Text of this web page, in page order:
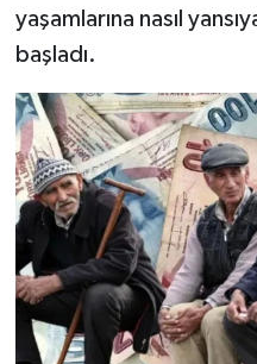
yaşamlarına nasıl
başladı.